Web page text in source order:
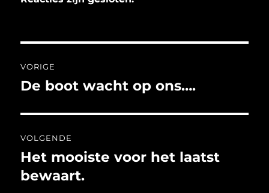
navigatie
VORIGE
Vorig
De boot wacht op ons….
VOLGENDE
Volgend
bericht:
Het mooiste voor het laatst
bewaart.